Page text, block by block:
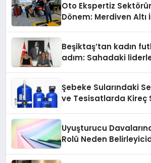
Oto Ekspertiz
Dönem: Merdiven
Beşiktaş’tan kadın
adım: Sahadaki
Şebeke Sularındaki
ve Tesisatlarda Kireç
Uyuşturucu
Rolü Neden